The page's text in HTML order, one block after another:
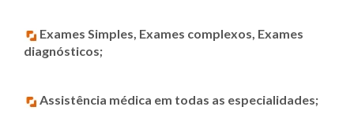
Exames Simples, Exames complexos, Exames
diagnósticos;
Assistência médica em todas as especialidades;